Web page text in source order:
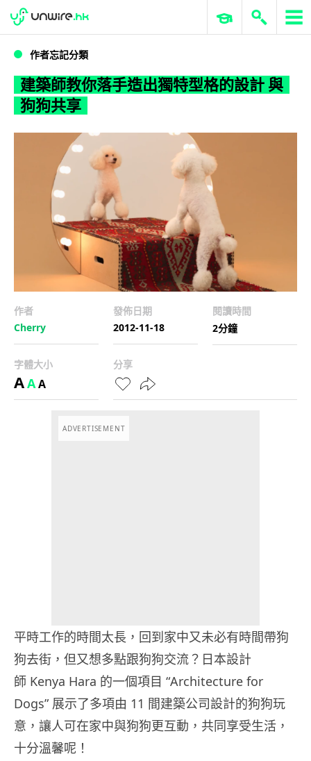
WWDC 2026 ERP 與商業 AI
作者忘記分類
建築師教你落手造出獨特型格的設計 與
狗狗共享
作者
Cherry
發佈日期
2012-11-18
閱讀時間
2分鐘
字體大小
AAA
分享
ADVERTISEMENT
平時工作的時間太長，回到家中又未必有時間帶狗
狗去街，但又想多點跟狗狗交流？日本設計
師 Kenya Hara 的一個項目 “Architecture for
Dogs” 展示了多項由 11 間建築公司設計的狗狗玩
意，讓人可在家中與狗狗更互動，共同享受生活，
十分溫馨呢！